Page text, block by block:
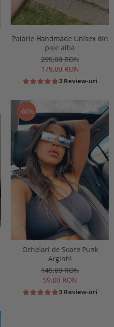
Palarie Handmade Unisex din
paie alba
299,00 RON
179,00 RON
3 Review-uri
-60%
Ochelari de Soare Punk
Argintii
149,00 RON
59,00 RON
3 Review-uri